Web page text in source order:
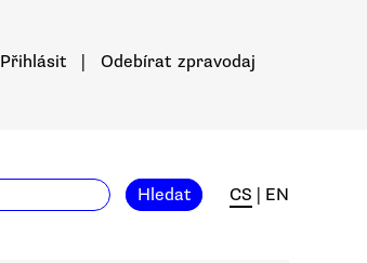
Přihlásit Odebírat zpravodaj
Hledat CS EN